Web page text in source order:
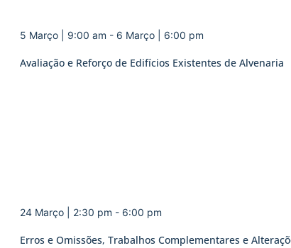
Avaliação e Reforço de Edifícios Existentes de Alvenaria
5 Março | 9:00 am - 6 Março | 6:00 pm
Erros e Omissões, Trabalhos Complementares e
24 Março | 2:30 pm - 6:00 pm